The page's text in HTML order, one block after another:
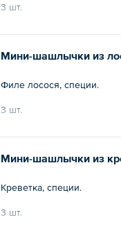
3 шт.
Общий вес – 180 г
Мини-шашлычки из
Филе лосося, специи.
3 шт.
Общий вес – 180 г
Мини-шашлычки из
Креветка, специи.
3 шт.